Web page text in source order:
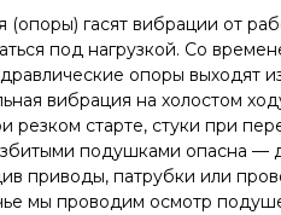
(опоры) гасят вибрации от
под нагрузкой. Со
опоры выходят
вибрация на холостом
резком старте, стуки при
подушками опасна —
приводы, патрубки или
мы проводим осмотр